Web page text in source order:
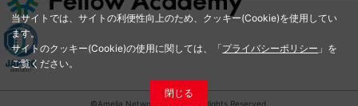
当サイトでは、サイトの利便性向上のため、クッキー(Cookie)を使用してい
ます。
サイトのクッキー(Cookie)の使用に関しては、「プライバシーポリシー 」を
ご覧ください。
閉じる
©Amelia Network Co.,Ltd. All Rights Reserved.